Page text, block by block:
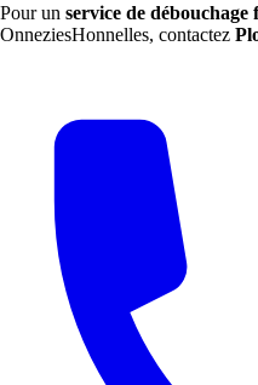
Pour un service de
OnneziesHonnelles, contactez